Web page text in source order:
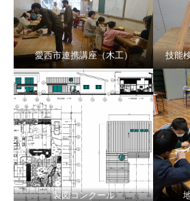
愛西市連携講座（木工） 技能
製図コンクール